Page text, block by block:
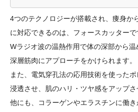
4つのテクノロジーが搭載され、痩身か
に対応できるのは、フォースカッターで
Wラジオ波の温熱作用で体の深部から
深層筋肉にアプローチをかけられます。
また、電気穿孔法の応用技術を使った
浸透させ、肌のハリ・ツヤ感をアップさ
他にも、コラーゲンやエラスチンに働き